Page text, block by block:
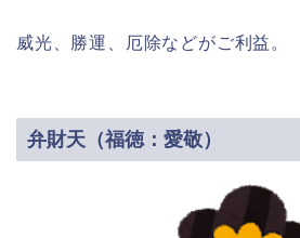
威光、勝運、厄除などがご利益。
弁財天（福徳：愛敬）